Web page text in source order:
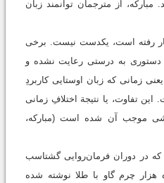
از مترجمان توانمند زبان
رفته است، یکدست نیست. برخی
دستوری به درستی رعایت نشده و
زمانی که زبان اوستایی کاربردِ
تفاوت، یا نتیجة اختلافِ زمانی
موجب آن شده است (مبارکه،
که در دوران فرمان‌روایی گشتاسب
هزار چرم گاو با طلا نوشته شده